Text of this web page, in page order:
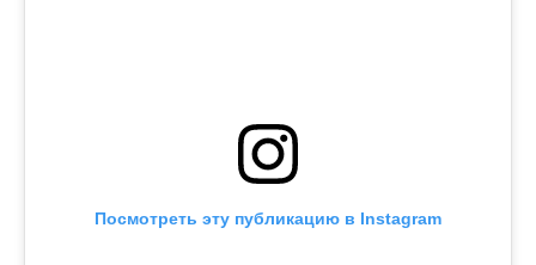
Посмотреть эту публикацию в Instagram